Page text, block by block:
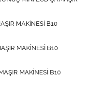
MAKİNESİ B10
MAKİNESİ B10
MAKİNESİ B10